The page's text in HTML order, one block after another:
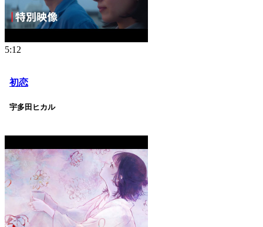
5:12
初恋
宇多田ヒカル